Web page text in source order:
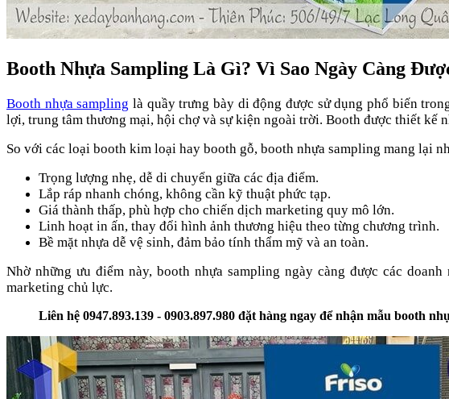
Booth Nhựa Sampling Là Gì? Vì Sao Ngày Càng
Booth nhựa sampling là quầy trưng bày di động được sử dụng phổ biến
lợi, trung tâm thương mại, hội chợ và sự kiện ngoài trời. Booth được thiết kế
So với các loại booth kim loại hay booth gỗ, booth nhựa sampling mang lại
Trọng lượng nhẹ, dễ di chuyển giữa các địa điểm.
Lắp ráp nhanh chóng, không cần kỹ thuật phức tạp.
Giá thành thấp, phù hợp cho chiến dịch marketing quy mô lớn.
Linh hoạt in ấn, thay đổi hình ảnh thương hiệu theo từng chương trình.
Bề mặt nhựa dễ vệ sinh, đảm bảo tính thẩm mỹ và an toàn.
Nhờ những ưu điểm này, booth nhựa sampling ngày càng được các
marketing chủ lực.
Liên hệ 0947.893.139 - 0903.897.980 đặt hàng ngay để nhận mẫu booth